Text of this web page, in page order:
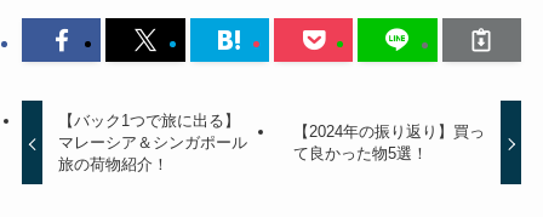
【バック1つで旅に出る】
マレーシア＆シンガポール
旅の荷物紹介！
【2024年の振り返り】買っ
て良かった物5選！